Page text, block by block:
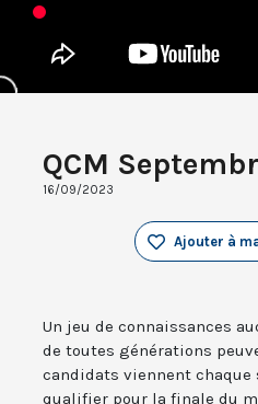
QCM
16/09/2023
Ajouter à
Un jeu de connaissances
de toutes générations
candidats viennent chaque
qualifier pour la finale du